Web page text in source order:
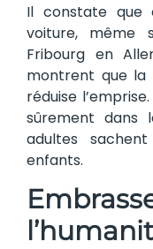
Il constate que
voiture, même
Fribourg en
montrent que la
réduise
sûrement dans
adultes
enfants.